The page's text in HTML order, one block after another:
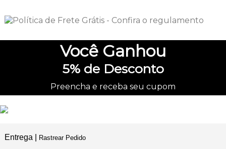
Você Ganhou
5%de Desconto
Preencha e receba seu cupom
Entrega | Rastrear Pedido